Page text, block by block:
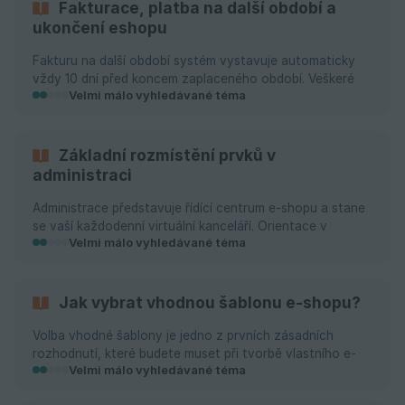
Startup, Business, lze veškerou správu provádět
prostřednictvím jednoho účtu. Správa pod jednou
střechou vám šetří čas a usnadňuje pr
Fakturace, platba na další období a
ukončení eshopu
Fakturu na další období systém vystavuje automaticky
vždy 10 dní před koncem zaplaceného období. Veškeré
faktury jsou Vám zasílány na Váš přihlašovací email a
FAKTURAČNÍCH A PLATEBNÍCH ÚDAJŮ Pokud se zde
nachází nezaplacená proforma, máte možnost ji
Velmi málo vyhledávané téma
Základní rozmístění prvků v
administraci
Administrace představuje řídící centrum e-shopu a stane
se vaší každodenní virtuální kanceláří. Orientace v
prostředí administrace je zásadní pro komfort a rychlost
stránka administrace je rozdělena na tři sekce: A -
Hlavička administrace s poli pro hledání, návody a
podporou a uživatelským menu B - Hlavní menu pro
správu e-shop
Velmi málo vyhledávané téma
Jak vybrat vhodnou šablonu e-shopu?
Volba vhodné šablony je jedno z prvních zásadních
rozhodnutí, které budete muset při tvorbě vlastního e-
shopu provést. Jak ale z pestré nabídky možností vybrat
Velmi málo vyhledávané téma